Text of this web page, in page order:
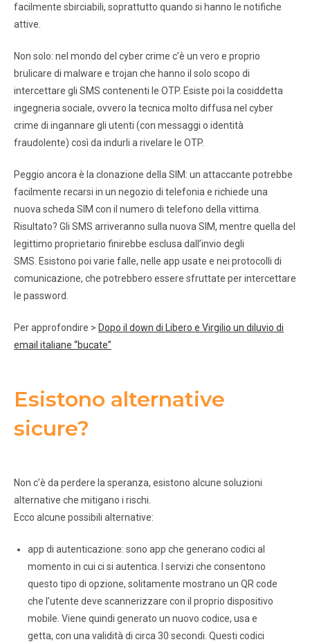
facilmente sbirciabili, soprattutto quando si hanno le notifiche
attive.
Non solo: nel mondo del cyber crime c’è un vero e proprio
brulicare di malware e trojan che hanno il solo scopo di
intercettare gli SMS contenenti le OTP. Esiste poi la cosiddetta
ingegneria sociale, ovvero la tecnica molto diffusa nel cyber
crime di ingannare gli utenti (con messaggi o identità
fraudolente) così da indurli a rivelare le OTP.
Peggio ancora è la clonazione della SIM: un attaccante potrebbe
facilmente recarsi in un negozio di telefonia e richiede una
nuova scheda SIM con il numero di telefono della vittima.
Risultato? Gli SMS arriveranno sulla nuova SIM, mentre quella del
legittimo proprietario finirebbe esclusa dall’invio degli
SMS. Esistono poi varie falle, nelle app usate e nei protocolli di
comunicazione, che potrebbero essere sfruttate per intercettare
le password.
Per approfondire > Dopo il down di Libero e Virgilio un diluvio di
email italiane “bucate”
Esistono alternative
sicure?
Non c’è da perdere la speranza, esistono alcune soluzioni
alternative che mitigano i rischi.
Ecco alcune possibili alternative:
app di autenticazione: sono app che generano codici al
momento in cui ci si autentica. I servizi che consentono
questo tipo di opzione, solitamente mostrano un QR code
che l’utente deve scannerizzare con il proprio dispositivo
mobile. Viene quindi generato un nuovo codice, usa e
getta, con una validità di circa 30 secondi. Questi codici